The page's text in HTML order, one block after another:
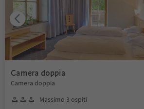
Camera doppia
Camera doppia
Massimo 3 ospiti